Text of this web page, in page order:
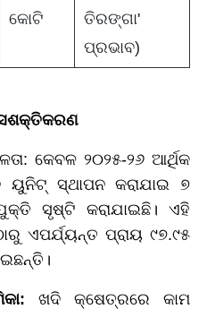
କୋଟି
ତିରଙ୍ଗା'
ପ୍ରଭାବ)
ସଶକ୍ତିକରଣ
କେବଳ ୨୦୨୫-୨୬ ଆର୍ଥିକ
ୟୁନିଟ୍ ସ୍ଥାପନ କରାଯାଇ ୭
ସୃଷ୍ଟି କରାଯାଇଛି। ଏହି
ଏପର୍ଯ୍ୟନ୍ତ ପ୍ରାୟ ୯୭.୯୫
ଖଦି କ୍ଷେତ୍ରରେ କାମ